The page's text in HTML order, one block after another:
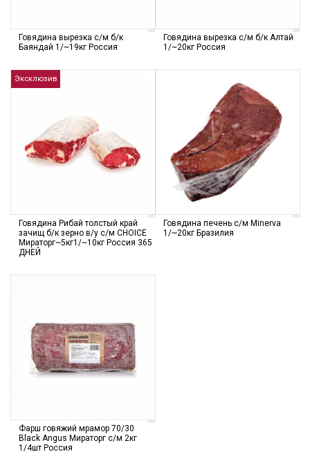
Говядина вырезка с/м б/к
Баяндай 1/~19кг Россия
Говядина вырезка с/м б/к Алтай
1/~20кг Россия
Эксклюзив
Говядина Рибай толстый край
зачищ б/к зерно в/у с/м CHOICE
Мираторг~5кг1/~10кг Россия 365
ДНЕЙ
Говядина печень с/м Minerva
1/~20кг Бразилия
Фарш говяжий мрамор 70/30
Black Angus Мираторг с/м 2кг
1/4шт Россия